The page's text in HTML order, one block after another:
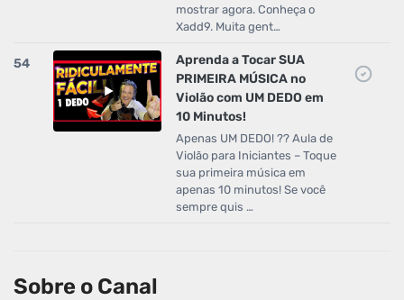
mostrar agora. Conheça o
Xadd9. Muita gent…
54
Aprenda a Tocar SUA
PRIMEIRA MÚSICA no
Violão com UM DEDO em
10 Minutos!
Apenas UM DEDO! ?? Aula de
Violão para Iniciantes – Toque
sua primeira música em
apenas 10 minutos! Se você
sempre quis …
Sobre o Canal